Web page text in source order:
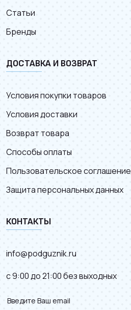
Статьи
Бренды
ДОСТАВКА И ВОЗВРАТ
Условия покупки товаров
Условия доставки
Возврат товара
Способы оплаты
Пользовательское соглашение
Защита персональных данных
КОНТАКТЫ
info@podguznik.ru
с 9:00 до 21:00 без выходных